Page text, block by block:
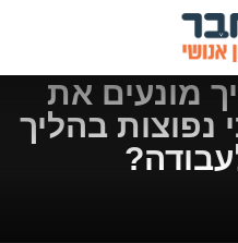
מונעים את
נפוצות בהליך